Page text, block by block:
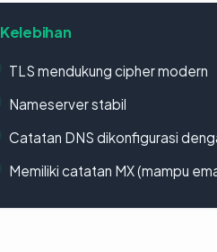
Kelebihan
TLS mendukung cipher modern
Nameserver stabil
Catatan DNS dikonfigurasi
Memiliki catatan MX (mampu